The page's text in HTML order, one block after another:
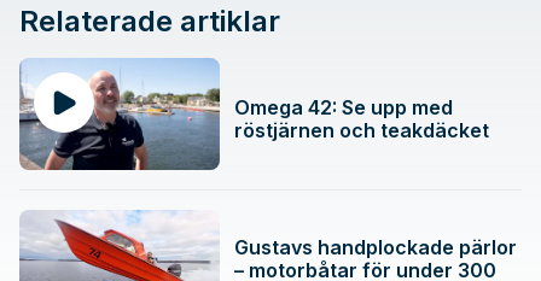
Relaterade artiklar
Omega 42: Se upp med
röstjärnen och teakdäcket
Gustavs handplockade pärlor
– motorbåtar för under 300